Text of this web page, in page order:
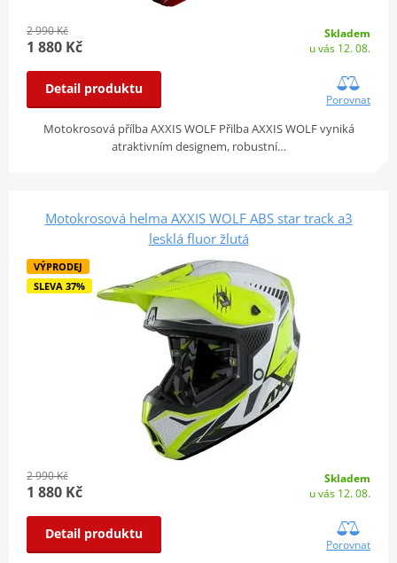
2 990 Kč
1 880 Kč
Skladem
u vás 12. 08.
Detail produktu
Porovnat
Motokrosová přílba AXXIS WOLF Přilba AXXIS WOLF vyniká
atraktivním designem, robustní…
Motokrosová helma AXXIS WOLF ABS star track a3
lesklá fluor žlutá
VÝPRODEJ
SLEVA 37%
2 990 Kč
1 880 Kč
Skladem
u vás 12. 08.
Detail produktu
Porovnat